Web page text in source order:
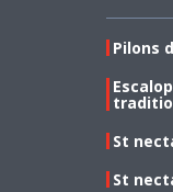
Pilons
St
St